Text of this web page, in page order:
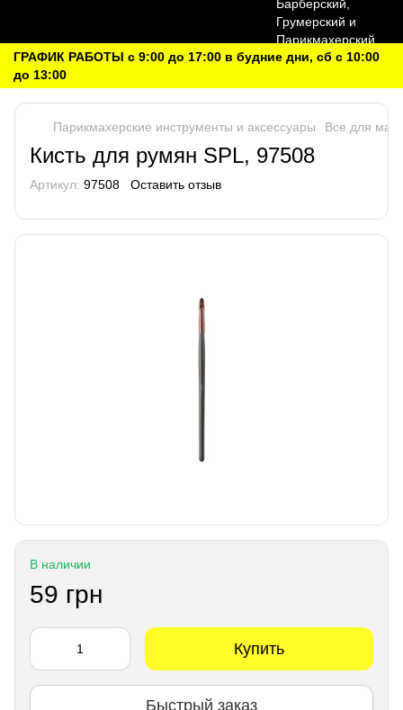
ГРАФИК РАБОТЫ с 9:00 до 17:00 в будние дни, сб с 10:00
до 13:00
Парикмахерские инструменты и аксессуары Все для
Кисть для румян SPL, 97508
Артикул: 97508 Оставить отзыв
В наличии
59 грн
Купить
Быстрый заказ